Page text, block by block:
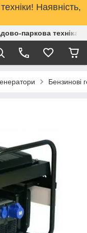
Наявність,
паркова техніка.
Бензинові